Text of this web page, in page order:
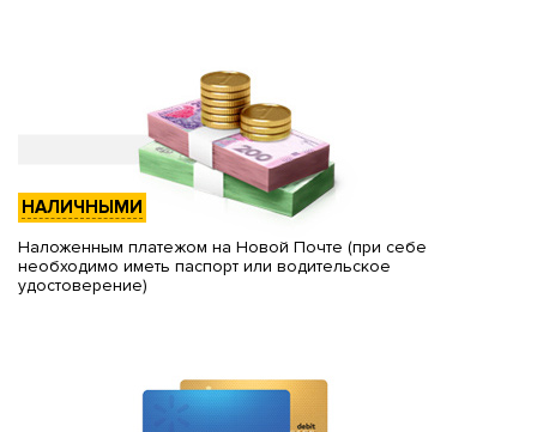
НАЛИЧНЫМИ
Наложенным платежом на Новой Почте (при себе
необходимо иметь паспорт или водительское
удостоверение)